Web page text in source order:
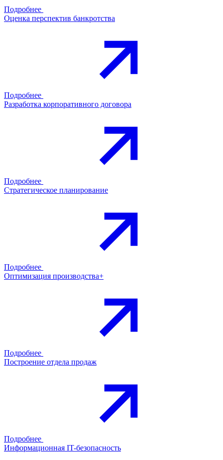
Подробнее
Оценка перспектив банкротства
Подробнее
Разработка корпоративного договора
Подробнее
Стратегическое планирование
Подробнее
Оптимизация производства+
Подробнее
Построение отдела продаж
Подробнее
Информационная IT-безопасность